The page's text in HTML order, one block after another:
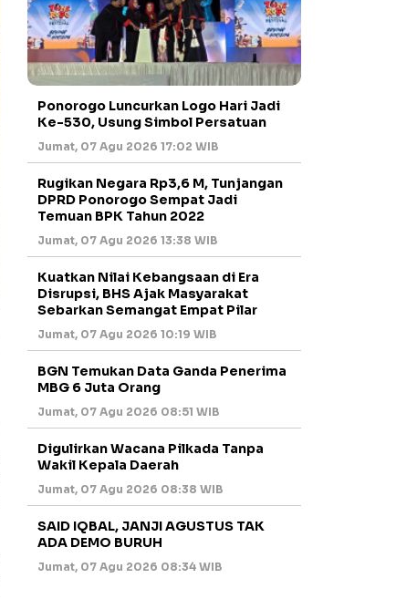
Ponorogo Luncurkan Logo Hari Jadi
Ke-530, Usung Simbol Persatuan
Jumat, 07 Agu 2026 17:02 WIB
Rugikan Negara Rp3,6 M, Tunjangan
DPRD Ponorogo Sempat Jadi
Temuan BPK Tahun 2022
Jumat, 07 Agu 2026 13:38 WIB
Kuatkan Nilai Kebangsaan di Era
Disrupsi, BHS Ajak Masyarakat
Sebarkan Semangat Empat Pilar
Jumat, 07 Agu 2026 10:19 WIB
BGN Temukan Data Ganda Penerima
MBG 6 Juta Orang
Jumat, 07 Agu 2026 08:51 WIB
Digulirkan Wacana Pilkada Tanpa
Wakil Kepala Daerah
Jumat, 07 Agu 2026 08:38 WIB
SAID IQBAL, JANJI AGUSTUS TAK
ADA DEMO BURUH
Jumat, 07 Agu 2026 08:34 WIB